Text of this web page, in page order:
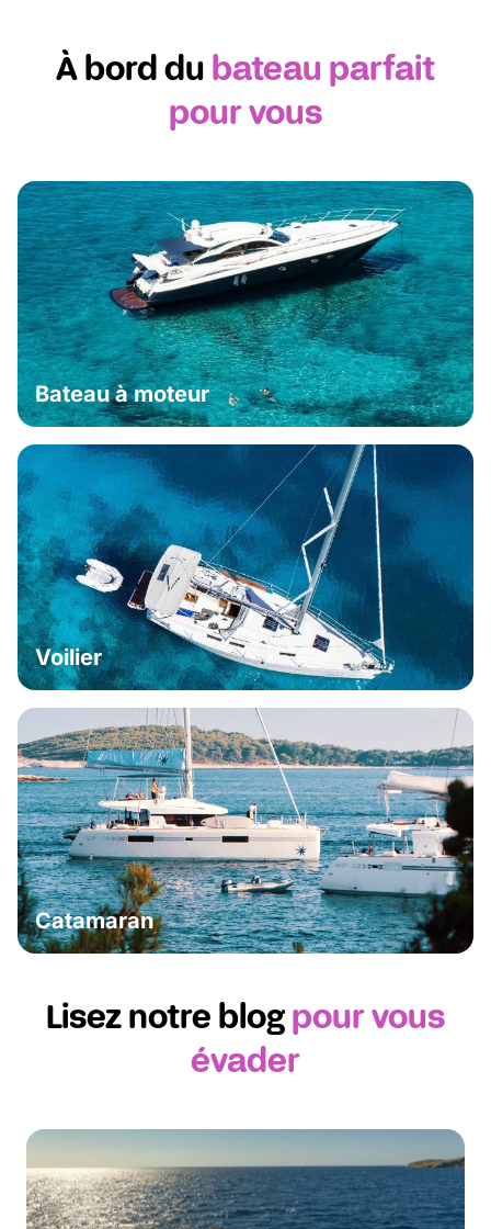
Le paradis à portée de voile
Découvrir
À bord du bateau parfait
pour vous
Bateau à moteur
Voilier
Catamaran
Lisez notre blogpour vous
évader